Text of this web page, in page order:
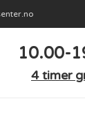
10.00-
4 timer